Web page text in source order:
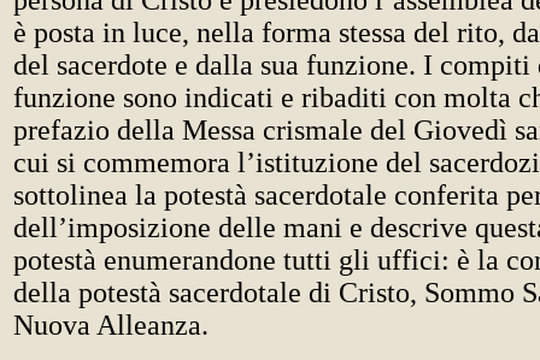
è posta in luce, nella forma stessa del rito,
del sacerdote e dalla sua funzione. I compiti
funzione sono indicati e ribaditi con molta
prefazio della Messa crismale del Giovedì
cui si commemora l’istituzione del
sottolinea la potestà sacerdotale conferita
dell’imposizione delle mani e descrive
potestà enumerandone tutti gli uffici: è la
della potestà sacerdotale di Cristo, Sommo
Nuova Alleanza.